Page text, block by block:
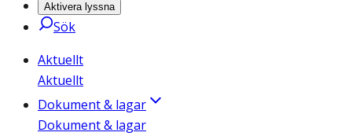
Aktivera lyssna
Sök
Aktuellt
Aktuellt
Dokument & lagar
Dokument & lagar